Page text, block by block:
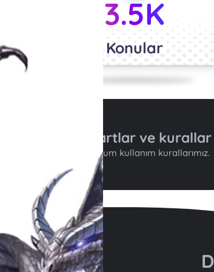
3.5K
Konular
Şartlar ve kurallar
Forum kullanım kurallarımız.